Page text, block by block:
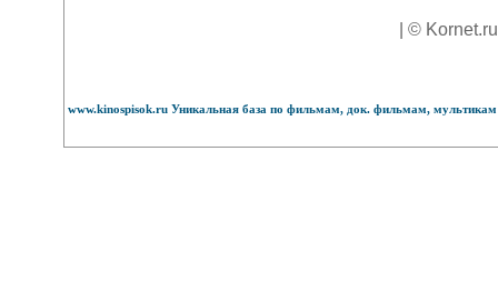
| ©
www.kinospisok.ru Уникальная база по фильмам, док. фильмам,